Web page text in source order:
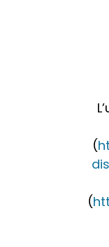
(
(